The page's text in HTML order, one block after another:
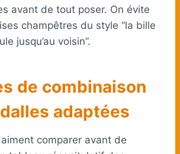
avant de tout poser. On évite
champêtres du style “la bille
jusqu’au voisin”.
de combinaison
adaptées
comparer avant de